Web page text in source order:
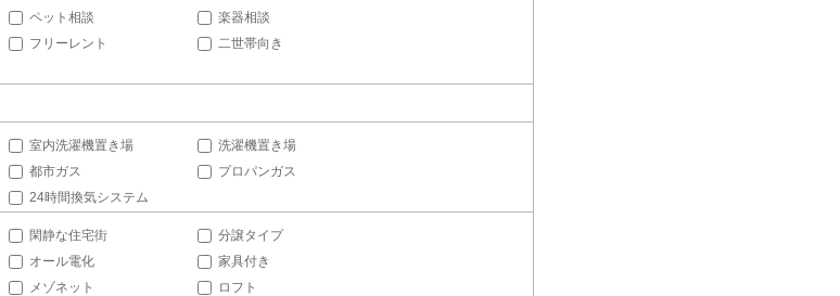
ペット相談
楽器相談
フリーレント
二世帯向き
室内洗濯機置き場
洗濯機置き場
都市ガス
プロパンガス
24時間換気システム
閑静な住宅街
分譲タイプ
オール電化
家具付き
メゾネット
ロフト